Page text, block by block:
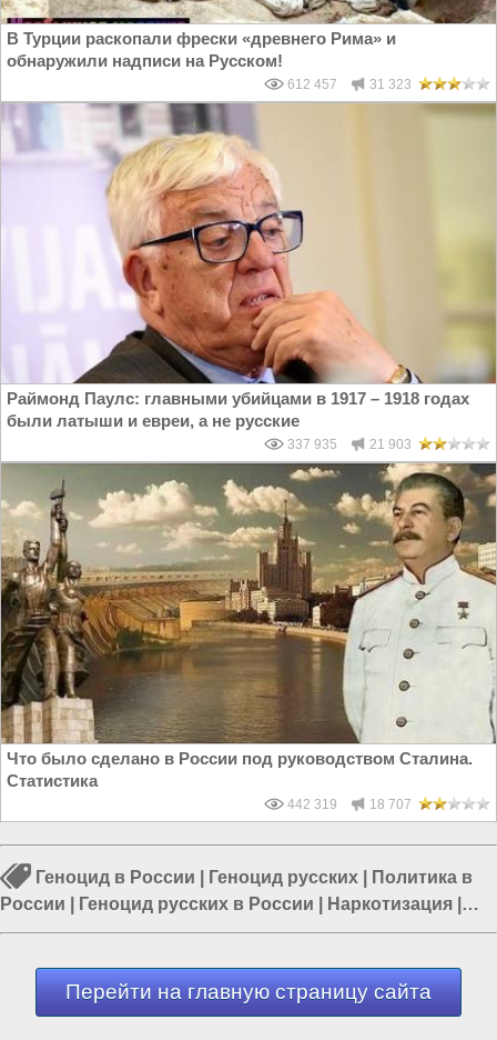
В Турции раскопали фрески «древнего Рима» и
обнаружили надписи на Русском!
612 457 31 323
Раймонд Паулс: главными убийцами в 1917 – 1918 годах
были латыши и евреи, а не русские
337 935 21 903
Что было сделано в России под руководством Сталина.
Статистика
442 319 18 707
Геноцид в России Геноцид русских
Политика в
России
Геноцид русских в России Наркотизация
Государственная Дума ФС РФ|Отравляющее
Перейти на главную страницу сайта